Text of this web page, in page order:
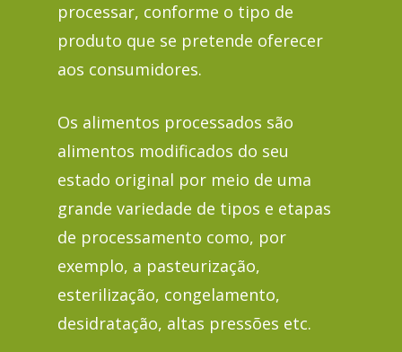
processar, conforme o tipo de
produto que se pretende oferecer
aos consumidores.
Os alimentos processados são
alimentos modificados do seu
estado original por meio de uma
grande variedade de tipos e etapas
de processamento como, por
exemplo, a pasteurização,
esterilização, congelamento,
desidratação, altas pressões etc.